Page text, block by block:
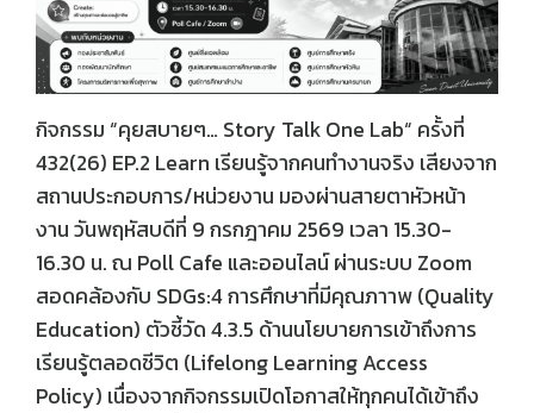
กิจกรรม “คุยสบายๆ… Story Talk One Lab“ ครั้งที่
432(26) EP.2 Learn เรียนรู้จากคนทำงานจริง เสียงจาก
สถานประกอบการ/หน่วยงาน มองผ่านสายตาหัวหน้า
งาน วันพฤหัสบดีที่ 9 กรกฎาคม 2569 เวลา 15.30-
16.30 น. ณ Poll Cafe และออนไลน์ ผ่านระบบ Zoom
สอดคล้องกับ SDGs:4 การศึกษาที่มีคุณภาาพ (Quality
Education) ตัวชี้วัด 4.3.5 ด้านนโยบายการเข้าถึงการ
เรียนรู้ตลอดชีวิต (Lifelong Learning Access
Policy) เนื่องจากกิจกรรมเปิดโอกาสให้ทุกคนได้เข้าถึง